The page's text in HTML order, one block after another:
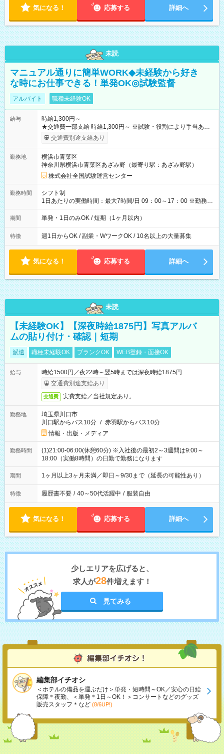
気になる！ 応募する 詳細へ
未読
マニュアル通りに簡単WORK◆未経験から好き
な時にお仕事できる！単発OK◎試験監督
アルバイト 職種未経験OK
給与
時給1,300円～
★交通費一部支給 時給1,300円～ ※試験・役割により手当あり
※勤務回数により昇給あり 【即給（前払い）オプションあ
り！】 希望される場合、勤務から1週間ほどで給与の一部を受け
例】 ・河合塾模擬試験 8:30～17:30（休憩1時間） 時給1,300円
×8時間＝日収10,400円＋交通費 ※当日の役割により時給＋100
円の場合あり ・国家試験 7:00～13:30（休憩なし） 時給1,300
円（役割手当＋100円）×6時間＝日収8,400円＋交通費 【試用期
間】試用期間なし
交通費別途支給あり
勤務地
横浜市青葉区
神奈川県横浜市青葉区あざみ野（最寄り駅：あざみ野駅）
株式会社全国試験運営センター
勤務時間
シフト制
1日あたりの実働時間：最大7時間/日 09：00～17：00 ※勤務時
間は 試験により異なります。
期間 単発・1日のみOK / 短期（1ヶ月以内）
特徴 週1日からOK / 副業・WワークOK / 10名以上の大量募集
気になる！ 応募する 詳細へ
未読
【未経験OK】【深夜時給1875円】写真アルバ
ムの貼り付け・確認｜短期
派遣 職種未経験OK ブランクOK WEB登録・面接OK
給与
時給1500円／夜22時～翌5時までは深夜時給1875円
交通費別途支給あり
交通費 実費支給／当社規定あり。
勤務地
埼玉県川口市
川口駅からバス10分 / 赤羽駅からバス10分
情報・出版・メディア
勤務時間
(1)21:00-06:00(休憩60分) ※入社後の最初2～3週間は9:00～
18:00（実働8時間）の日勤で勤務になります
期間 1ヶ月以上3ヶ月未満／即日～9/30まで（延長の可能性あり）
特徴 履歴書不要 / 40～50代活躍中 / 服装自由
気になる！ 応募する 詳細へ
少しエリアを広げると、
求人が28件増えます！
見てみる
編集部イチオシ
＜ホテルの備品を運ぶだけ＞単発・短時間～OK／安心の日給
保障＊夜勤、＜単発＊1日～OK！＞コンサートなどのグッズ
販売スタッフ＊など (8/6UP!)